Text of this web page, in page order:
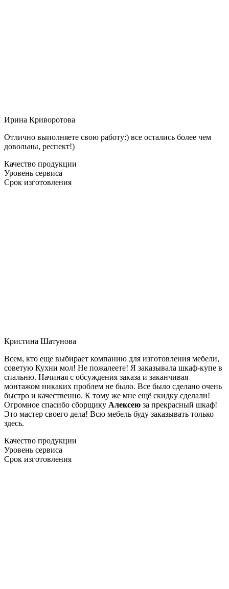
Ирина Криворотова
Отлично выполняете свою работу:) все остались более чем
довольны, респект!)
Качество продукции
Уровень сервиса
Срок изготовления
Кристина Шатунова
Всем, кто еще выбирает компанию для изготовления мебели,
советую Кухни мол! Не пожалеете! Я заказывала шкаф-купе в
спальню. Начиная с обсуждения заказа и заканчивая
монтажом никаких проблем не было. Все было сделано очень
быстро и качественно. К тому же мне ещё скидку сделали!
Огромное спасибо сборщику Алексею за прекрасный шкаф!
Это мастер своего дела! Всю мебель буду заказывать только
здесь.
Качество продукции
Уровень сервиса
Срок изготовления